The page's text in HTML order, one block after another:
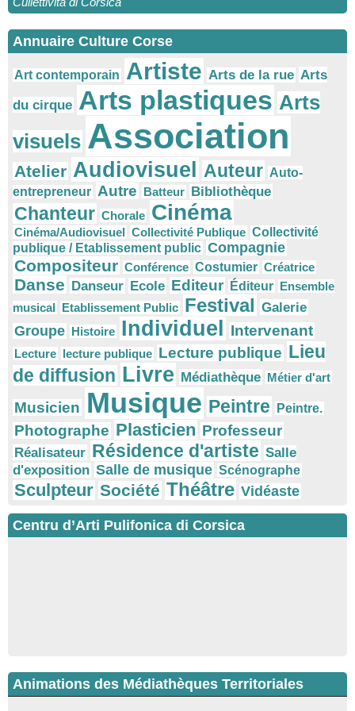
Annuaire Culture Corse
Art contemporain Artiste Arts de la rue Arts
du cirque Arts plastiques Arts
visuels Association
Atelier Audiovisuel Auteur Auto-
entrepreneur Autre Batteur Bibliothèque
Chanteur Chorale Cinéma
Cinéma/Audiovisuel Collectivité Publique Collectivité
publique / Etablissement public Compagnie
Compositeur Conférence Costumier Créatrice
Danse Danseur Ecole Editeur Éditeur Ensemble
musical Etablissement Public Festival Galerie
Groupe Histoire Individuel Intervenant
Lecture lecture publique Lecture publique Lieu
de diffusion Livre Médiathèque Métier d'art
Musicien Musique Peintre Peintre.
Photographe Plasticien Professeur
Réalisateur Résidence d'artiste Salle
d'exposition Salle de musique Scénographe
Sculpteur Société Théâtre Vidéaste
Centru d’Arti Pulifonica di Corsica
Animations des Médiathèques Territoriales